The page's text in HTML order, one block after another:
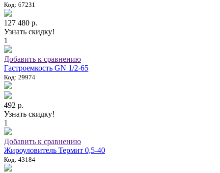
Код: 67231
127 480 р.
Узнать скидку!
1
Добавить к сравнению
Гастроемкость GN 1/2-65
Код: 29974
492 р.
Узнать скидку!
1
Добавить к сравнению
Жироуловитель Термит 0,5-40
Код: 43184